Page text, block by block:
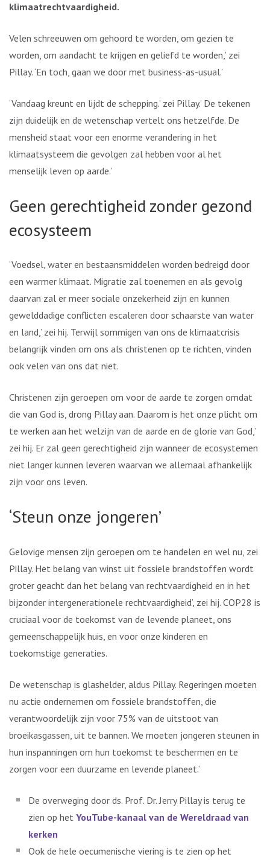
klimaatrechtvaardigheid.
Velen schreeuwen om gehoord te worden, om gezien te
worden, om aandacht te krijgen en geliefd te worden,’ zei
Pillay. ‘En toch, gaan we door met business-as-usual.’
‘Vandaag kreunt en lijdt de schepping.’ zei Pillay.’ De tekenen
zijn duidelijk en de wetenschap vertelt ons hetzelfde. De
mensheid staat voor een enorme verandering in het
klimaatsysteem die gevolgen zal hebben voor al het
menselijk leven op aarde.’
Geen gerechtigheid zonder gezond
ecosysteem
‘Voedsel, water en bestaansmiddelen worden bedreigd door
een warmer klimaat. Migratie zal toenemen en als gevolg
daarvan zal er meer sociale onzekerheid zijn en kunnen
gewelddadige conflicten escaleren door schaarste van water
en land,’ zei hij. Terwijl sommigen van ons de klimaatcrisis
belangrijk vinden om ons als christenen op te richten, vinden
ook velen van ons dat niet.
Christenen zijn geroepen om voor de aarde te zorgen omdat
die van God is, drong Pillay aan. Daarom is het onze plicht om
te werken aan het welzijn van de aarde en de glorie van God,’
zei hij. Er zal geen gerechtigheid zijn wanneer de ecosystemen
niet langer kunnen leveren waarvan we allemaal afhankelijk
zijn voor ons leven.
‘Steun onze jongeren’
Gelovige mensen zijn geroepen om te handelen en wel nu, zei
Pillay. Het belang van winst uit fossiele brandstoffen wordt
groter geacht dan het belang van rechtvaardigheid en in het
bijzonder intergenerationele rechtvaardigheid’, zei hij. COP28 is
cruciaal voor de toekomst van de levende planeet, ons
gemeenschappelijk huis, en voor onze kinderen en
toekomstige generaties.
De wetenschap is glashelder, aldus Pillay. Regeringen moeten
nu actie ondernemen om fossiele brandstoffen, die
verantwoordelijk zijn voor 75% van de uitstoot van
broeikasgassen, uit te bannen. We moeten jongeren steunen in
hun inspanningen om hun toekomst te beschermen en te
zorgen voor een duurzame en levende planeet.’
De overweging door ds. Prof. Dr. Jerry Pillay is terug te
zien op het YouTube-kanaal van de Wereldraad van
kerken
Ook de hele oecumenische viering is te zien op het